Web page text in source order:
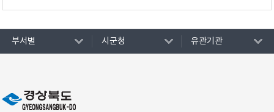
부서별 시군청 유관기관